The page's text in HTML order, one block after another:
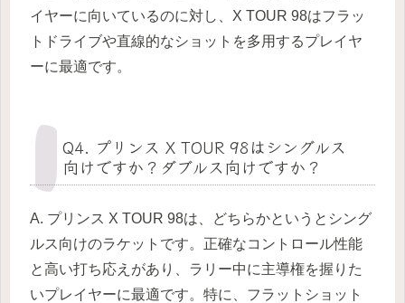
イヤーに向いているのに対し、X TOUR 98はフラッ
トドライブや直線的なショットを多用するプレイヤ
ーに最適です。
Q4. プリンス X TOUR 98はシングルス
向けですか？ダブルス向けですか？
A. プリンス X TOUR 98は、どちらかというとシング
ルス向けのラケットです。正確なコントロール性能
と高い打ち応えがあり、ラリー中に主導権を握りた
いプレイヤーに最適です。特に、フラットショット